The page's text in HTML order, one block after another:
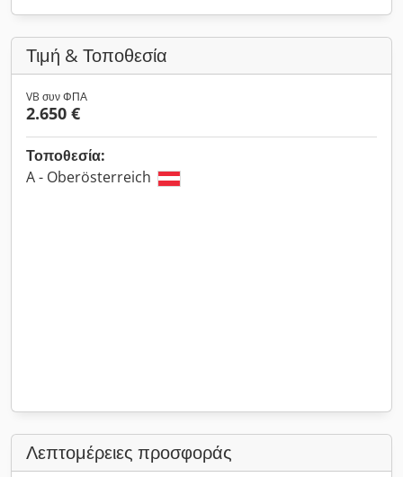
Τιμή & Τοποθεσία
VB συν ΦΠΑ
2.650 €
Τοποθεσία:
A - Oberösterreich
Λεπτομέρειες προσφοράς